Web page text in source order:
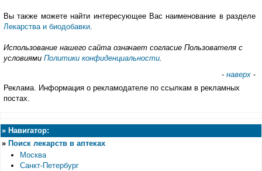
Вы также можете найти интересующее Вас наименование в разделе
Лекарства и биодобавки
Использование нашего сайта означает согласие Пользователя с
условиями Политики конфиденциальности
- наверх -
Реклама. Информация о рекламодателе по ссылкам в рекламных
постах.
» Навигатор:
» Поиск лекарств в аптеках
Москва
Санкт-Петербург